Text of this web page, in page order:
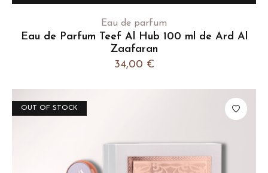
Eau de parfum
Eau de Parfum Teef Al Hub 100 ml de Ard Al
Zaafaran
34,00 €
OUT OF STOCK